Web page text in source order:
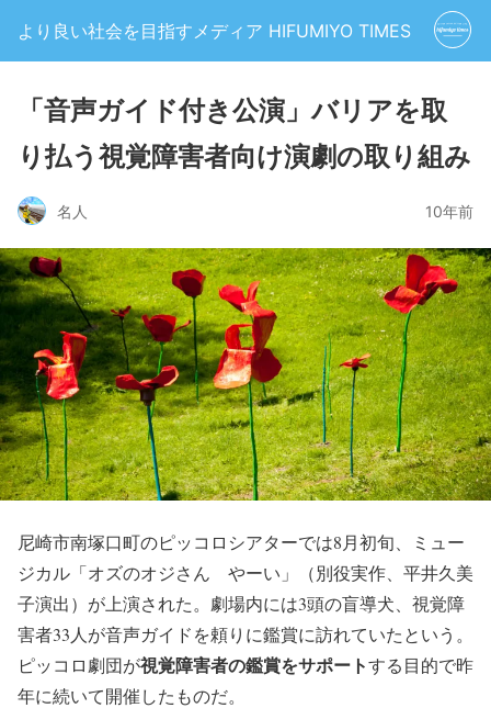
より良い社会を目指すメディア HIFUMIYO TIMES
「音声ガイド付き公演」バリアを取
り払う視覚障害者向け演劇の取り組み
名人 10年前
尼崎市南塚口町のピッコロシアターでは8月初旬、
ミュー
ジカル「オズのオジさん やーい」（別役実作、平井久美
子演出）が上演された。劇場内には3頭の盲導犬、視覚障
害者33人が音声ガイドを頼りに鑑賞に訪れていたという。
ピッコロ劇団が視覚障害者の鑑賞をサポートする目的で昨
年に続いて開催したものだ。